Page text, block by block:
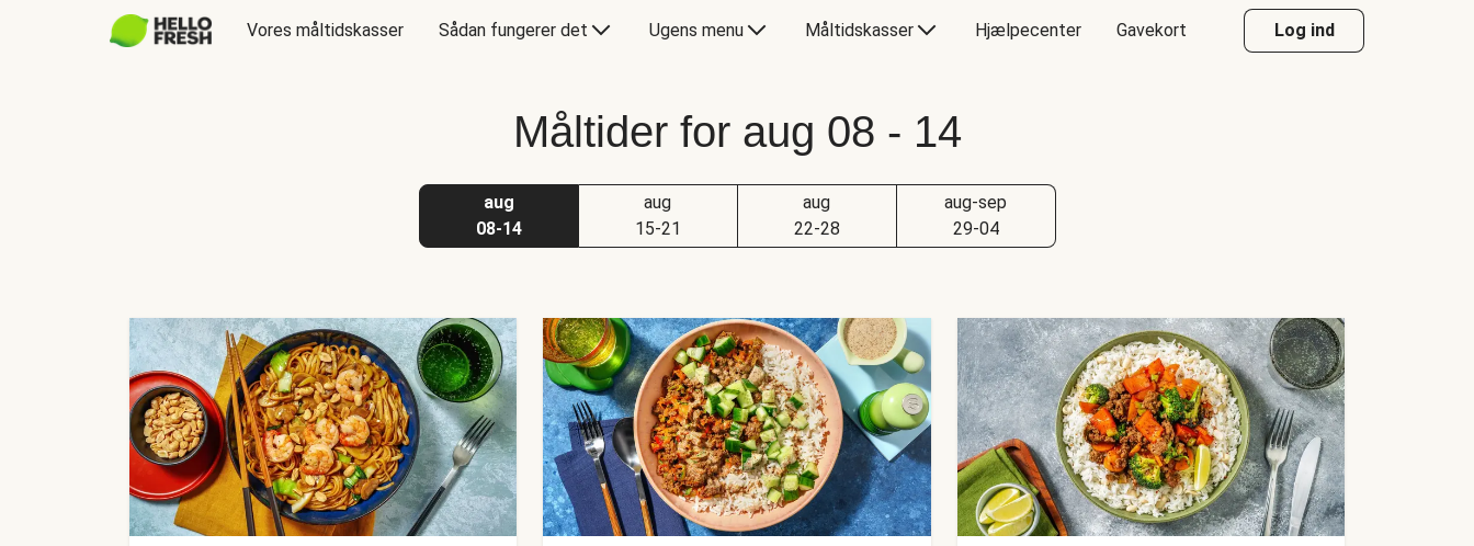
Vores måltidskasser Sådan fungerer det Ugens menu Måltidskasser Hjælpecenter Gavekort Log ind
Måltider for aug 08 - 14
aug
08-14
aug
15-21
aug
22-28
aug-sep
29-04